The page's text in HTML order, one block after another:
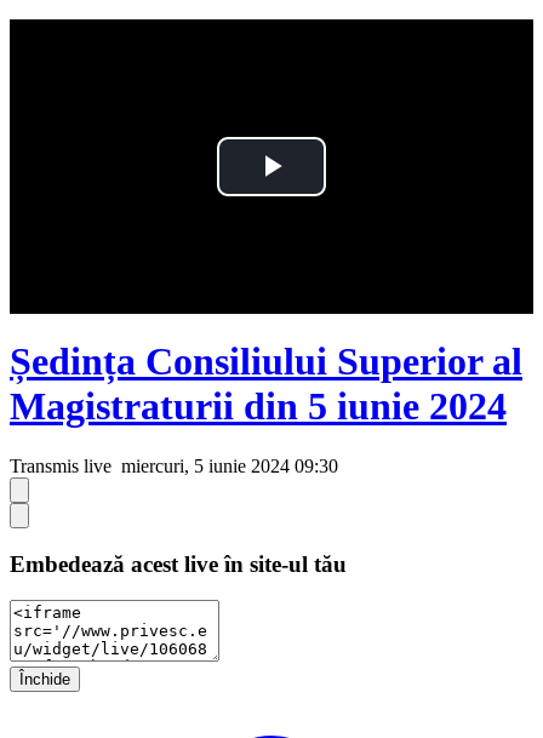
Play
Ședința Consiliului Superior al
Magistraturii din 5 iunie 2024
Transmis live miercuri, 5 iunie 2024 09:30
Embedează acest live în site-ul tău
Închide